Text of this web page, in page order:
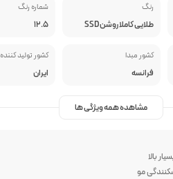
رنگ
طلایی کاملا روشن SSD
شماره رنگ
12.5
کشور مبدا
فرانسه
کشور تولید کننده
ایران
مشاهده همه ویژگی ها
بالا
مو